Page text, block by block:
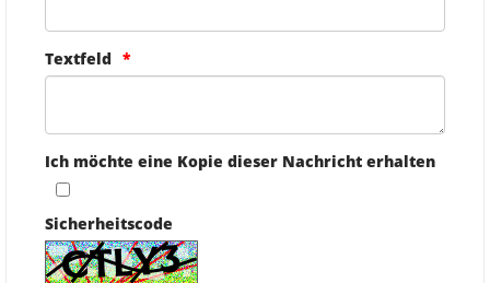
Textfeld
Ich möchte eine Kopie dieser Nachricht erhalten
Sicherheitscode